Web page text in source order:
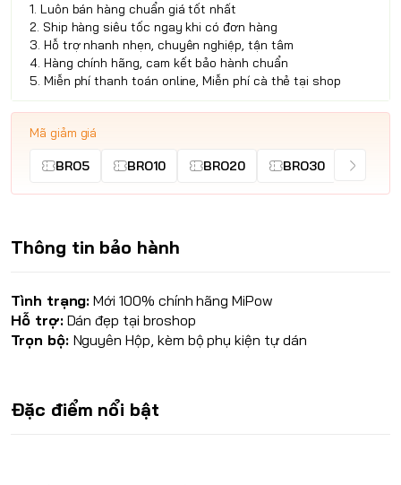
1. Luôn bán hàng chuẩn giá tốt nhất
2. Ship hàng siêu tốc ngay khi có đơn hàng
3. Hỗ trợ nhanh nhẹn, chuyên nghiệp, tận tâm
4. Hàng chính hãng, cam kết bảo hành chuẩn
5. Miễn phí thanh toán online, Miễn phí cà thẻ tại shop
Mã giảm giá
BRO5 BRO10 BRO20 BRO30
Thông tin bảo hành
Tình trạng: Mới 100% chính hãngMiPow
Hỗ trợ:Dán đẹp tại broshop
Trọn bộ: Nguyên Hộp, kèm bộ phụ kiện tự dán
Đặc điểm nổi bật